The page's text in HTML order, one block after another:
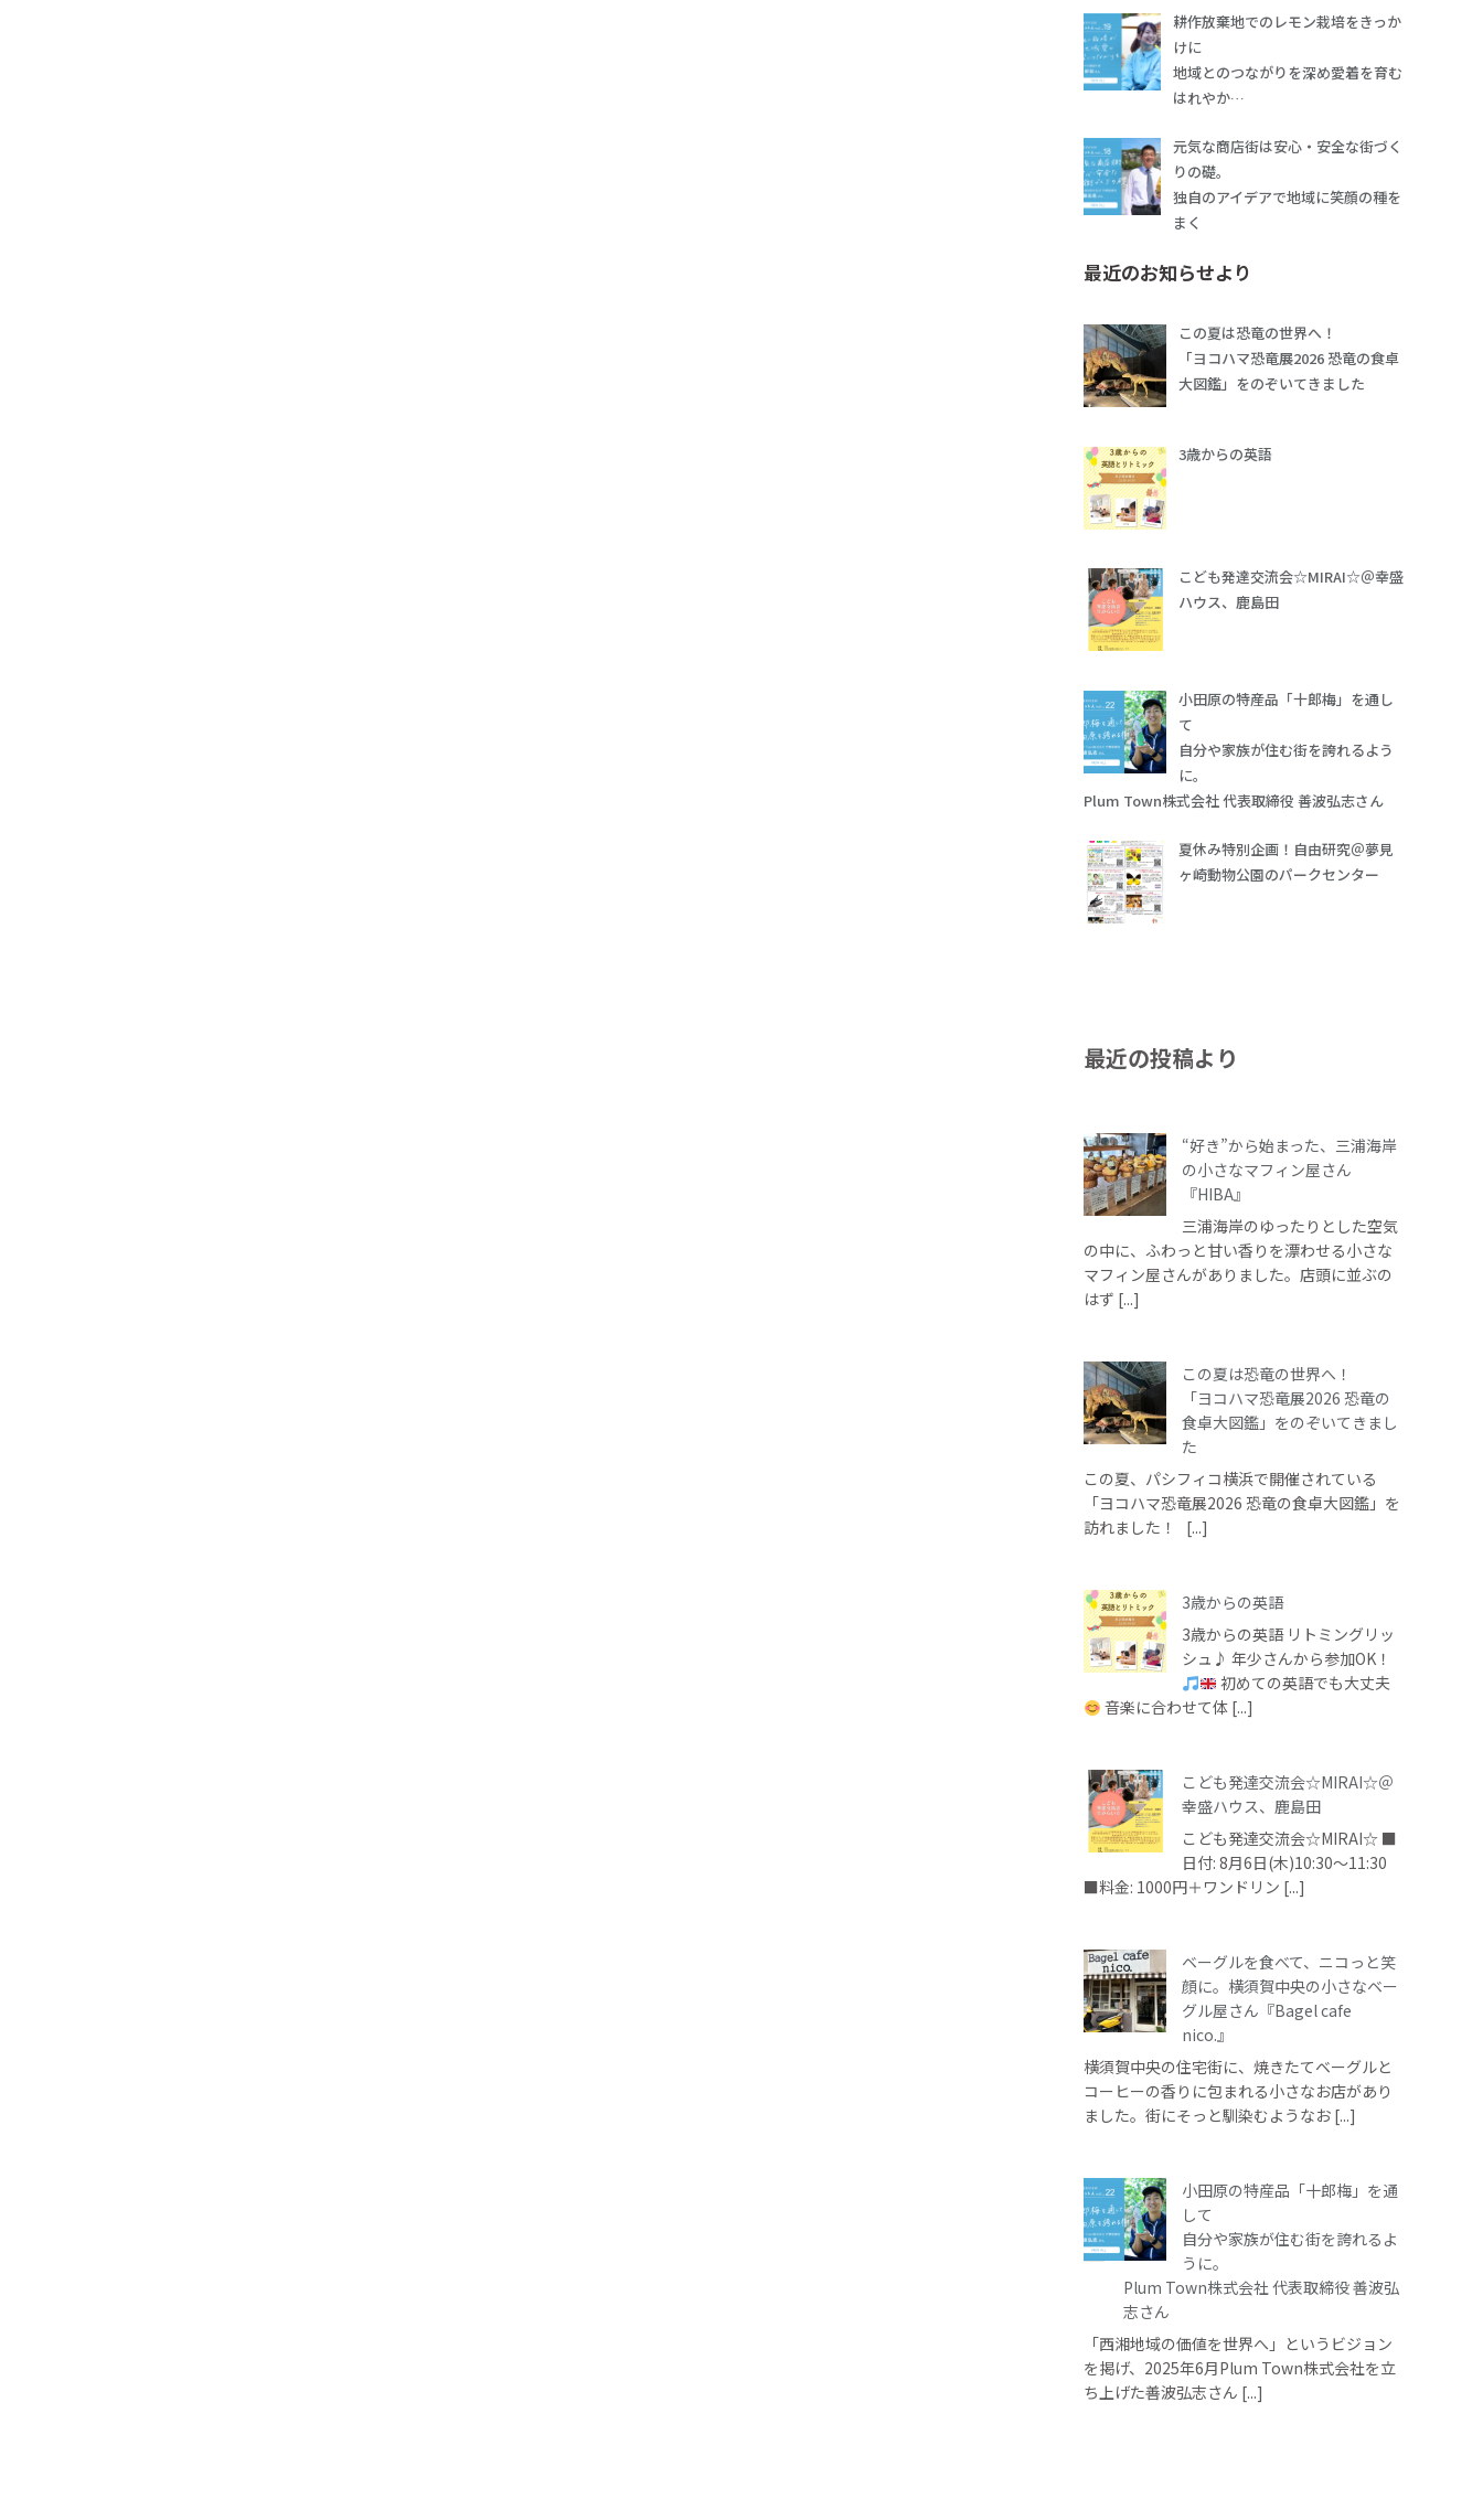
耕作放棄地でのレモン栽培をきっか
けに
地域とのつながりを深め愛着を育む
はれやか…
元気な商店街は安心・安全な街づく
りの礎。
独自のアイデアで地域に笑顔の種を
まく
最近のお知らせより
この夏は恐竜の世界へ！
「ヨコハマ恐竜展2026 恐竜の食卓
大図鑑」をのぞいてきました
3歳からの英語
こども発達交流会☆MIRAI☆＠幸盛
ハウス、鹿島田
小田原の特産品「十郎梅」を通し
て
自分や家族が住む街を誇れるよう
に。
Plum Town株式会社 代表取締役 善波弘志さん
夏休み特別企画！自由研究＠夢見
ヶ崎動物公園のパークセンター
最近の投稿より
“好き”から始まった、三浦海岸
の小さなマフィン屋さん
『HIBA』
三浦海岸のゆったりとした空気
の中に、ふわっと甘い香りを漂わせる小さな
マフィン屋さんがありました。店頭に並ぶの
はず [...]
この夏は恐竜の世界へ！
「ヨコハマ恐竜展2026 恐竜の
食卓大図鑑」をのぞいてきまし
た
この夏、パシフィコ横浜で開催されている
「ヨコハマ恐竜展2026 恐竜の食卓大図鑑」を
訪れました！ [...]
3歳からの英語
3歳からの英語 リトミングリッ
シュ♪ 年少さんから参加OK！
初めての英語でも大丈夫
音楽に合わせて体 [...]
こども発達交流会☆MIRAI☆＠
幸盛ハウス、鹿島田
こども発達交流会☆MIRAI☆ ■
日付: 8月6日(木)10:30～11:30
■料金: 1000円＋ワンドリン [...]
ベーグルを食べて、ニコっと笑
顔に。横須賀中央の小さなベー
グル屋さん『Bagel cafe
nico.』
横須賀中央の住宅街に、焼きたてベーグルと
コーヒーの香りに包まれる小さなお店があり
ました。街にそっと馴染むようなお [...]
小田原の特産品「十郎梅」を通
して
自分や家族が住む街を誇れるよ
うに。
Plum Town株式会社 代表取締役 善波弘
志さん
「西湘地域の価値を世界へ」というビジョン
を掲げ、2025年6月Plum Town株式会社を立
ち上げた善波弘志さん [...]